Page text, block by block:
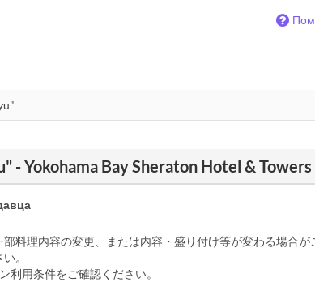
- Yokohama Bay Sheraton Hotel & Towers
部料理内容の変更、または内容・盛り付け等が変わる場合が
。
利用条件をご確認ください。